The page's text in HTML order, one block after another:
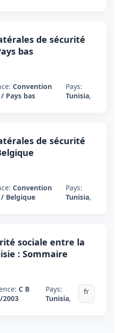
de sécurité
bas
Convention
Pays bas
Pays:
Tunisia,
de sécurité
Convention
Belgique
Pays:
Tunisia,
sociale entre la
: Sommaire
C B
2003
Pays:
Tunisia,
fr